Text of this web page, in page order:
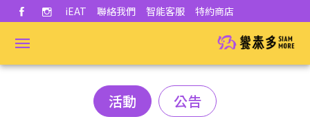
iEAT 聯絡我們 智能客服 特約商店
活動 公告